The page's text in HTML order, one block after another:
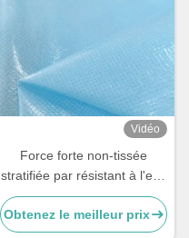
Vidéo
Force forte non-tissée
stratifiée par résistant à l'eau
de matière première de tissu
pour l'usage médical
Obtenez le meilleur prix